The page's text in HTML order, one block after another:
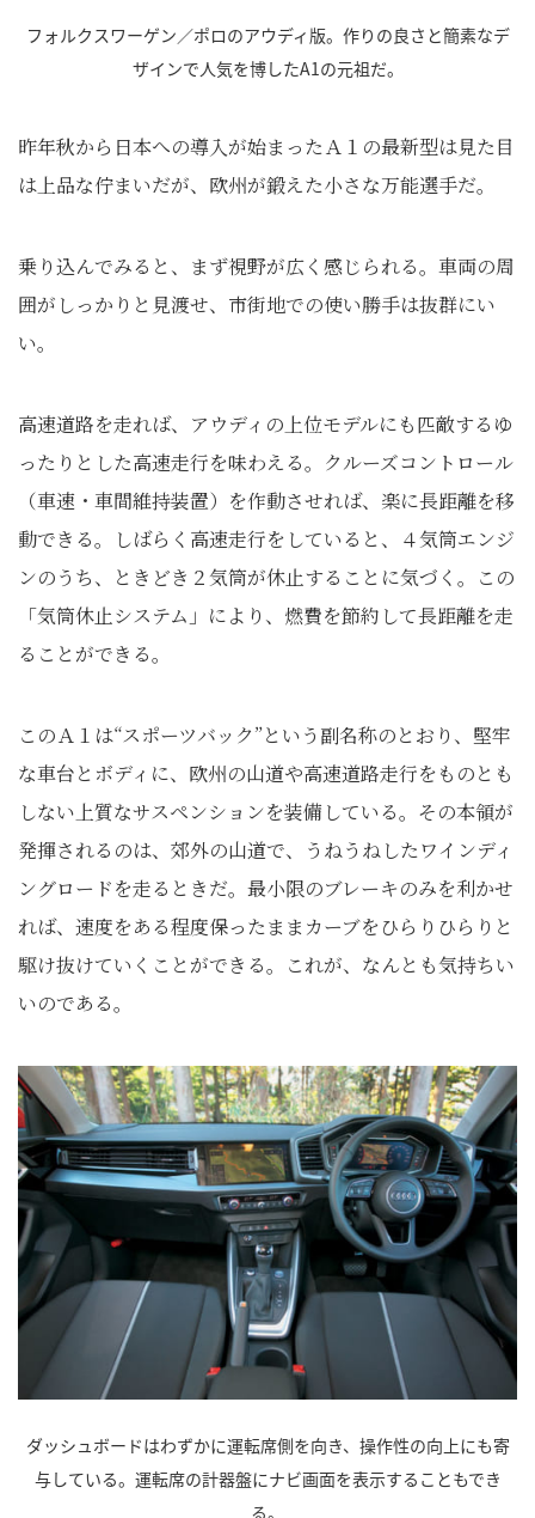
フォルクスワーゲン／ポロのアウディ版。作りの良さと簡素なデ
ザインで人気を博したA1の元祖だ。
昨年秋から日本への導入が始まったＡ１の最新型は見た目
は上品な佇まいだが、欧州が鍛えた小さな万能選手だ。
乗り込んでみると、まず視野が広く感じられる。車両の周
囲がしっかりと見渡せ、市街地での使い勝手は抜群にい
い。
高速道路を走れば、アウディの上位モデルにも匹敵するゆ
ったりとした高速走行を味わえる。クルーズコントロール
（車速・車間維持装置）を作動させれば、楽に長距離を移
動できる。しばらく高速走行をしていると、４気筒エンジ
ンのうち、ときどき２気筒が休止することに気づく。この
「気筒休止システム」により、燃費を節約して長距離を走
ることができる。
このＡ１は“スポーツバック”という副名称のとおり、堅牢
な車台とボディに、欧州の山道や高速道路走行をものとも
しない上質なサスペンションを装備している。その本領が
発揮されるのは、郊外の山道で、うねうねしたワインディ
ングロードを走るときだ。最小限のブレーキのみを利かせ
れば、速度をある程度保ったままカーブをひらりひらりと
駆け抜けていくことができる。これが、なんとも気持ちい
いのである。
ダッシュボードはわずかに運転席側を向き、操作性の向上にも寄
与している。運転席の計器盤にナビ画面を表示することもでき
る。